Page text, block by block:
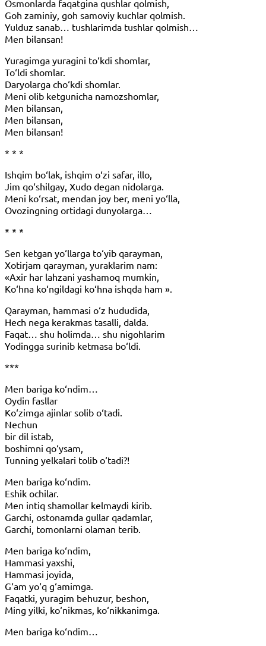
Osmonlarda faqatgina qushlar qolmish,
Goh zaminiy, goh samoviy kuchlar qolmish.
Yulduz sanab… tushlarimda tushlar qolmish…
Men bilansan!
Yuragimga yuragini to‘kdi shomlar,
To‘ldi shomlar.
Daryolarga cho‘kdi shomlar.
Meni olib ketgunicha namozshomlar,
Men bilansan,
Men bilansan,
Men bilansan!
* * *
Ishqim bo‘lak, ishqim o‘zi safar, illo,
Jim qo‘shilgay, Xudo degan nidolarga.
Meni ko‘rsat, mendan joy ber, meni yo‘lla,
Ovozingning ortidagi dunyolarga…
* * *
Sen ketgan yo‘llarga to‘yib qarayman,
Xotirjam qarayman, yuraklarim nam:
«Axir har lahzani yashamoq mumkin,
Ko‘hna ko‘ngildagi ko‘hna ishqda ham ».
Qarayman, hammasi o‘z hududida,
Hech nega kerakmas tasalli, dalda.
Faqat… shu holimda… shu nigohlarim
Yodingga surinib ketmasa bo‘ldi.
***
Men bariga ko‘ndim…
Oydin fasllar
Ko‘zimga ajinlar solib o‘tadi.
Nechun
bir dil istab,
boshimni qo‘ysam,
Tunning yelkalari tolib o‘tadi?!
Men bariga ko‘ndim.
Eshik ochilar.
Men intiq shamollar kelmaydi kirib.
Garchi, ostonamda gullar qadamlar,
Garchi, tomonlarni olaman terib.
Men bariga ko‘ndim,
Hammasi yaxshi,
Hammasi joyida,
G‘am yo‘q g‘amimga.
Faqatki, yuragim behuzur, beshon,
Ming yilki, ko‘nikmas, ko‘nikkanimga.
Men bariga ko‘ndim…